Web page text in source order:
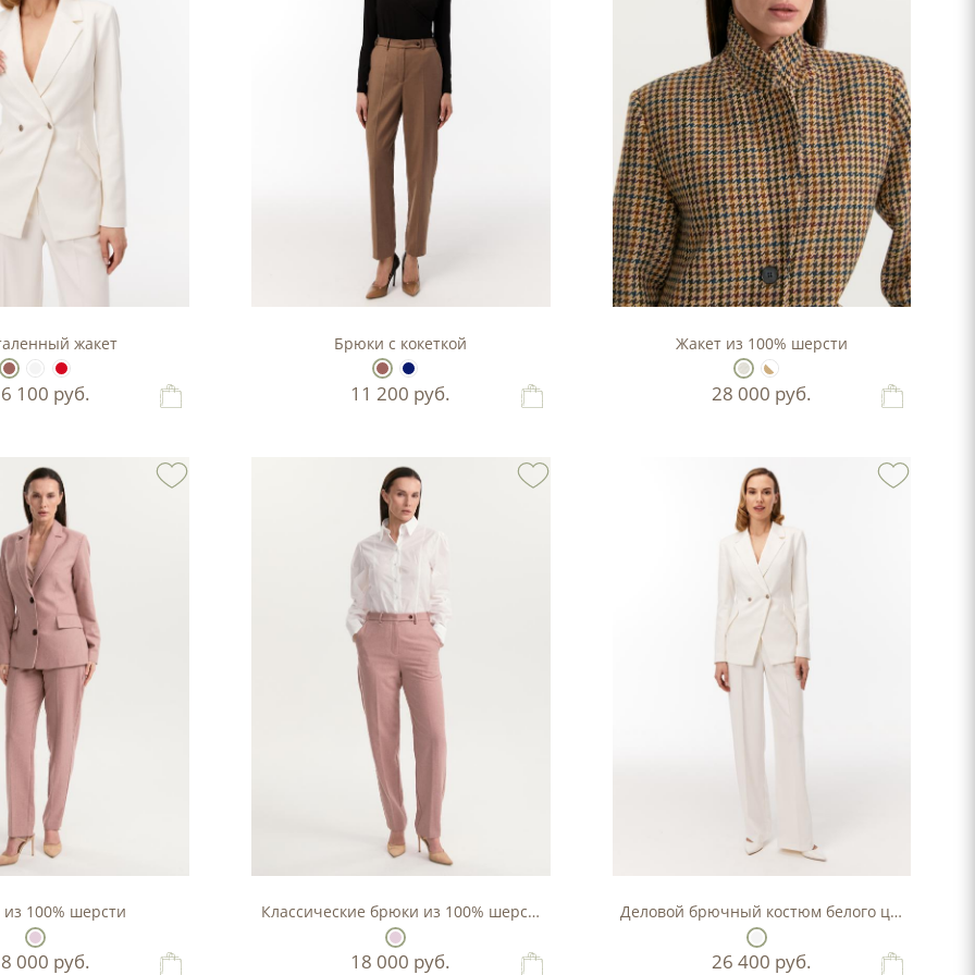
жакет
100 руб.
Брюки с кокеткой
11 200 руб.
Жакет из 100% шерсти
28 000 руб.
100% шерсти
000 руб.
Классические брюки из 100% шерсти
18 000 руб.
Деловой брючный костюм белого цвета
26 400 руб.